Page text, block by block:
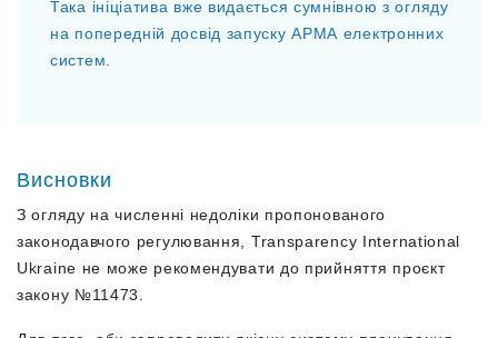
Така ініціатива вже видається сумнівною з огляду
на попередній досвід запуску АРМА електронних
систем.
Висновки
З огляду на численні недоліки пропонованого
законодавчого регулювання, Transparency International
Ukraine не може рекомендувати до прийняття проєкт
закону №11473.